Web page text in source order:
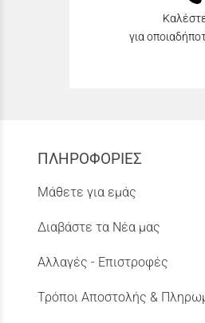
για
ΠΛΗΡΟΦΟΡΙΕΣ
Μάθετε για εμάς
Διαβάστε τα Νέα μας
Αλλαγές - Επιστροφές
Τρόποι Αποστολής &